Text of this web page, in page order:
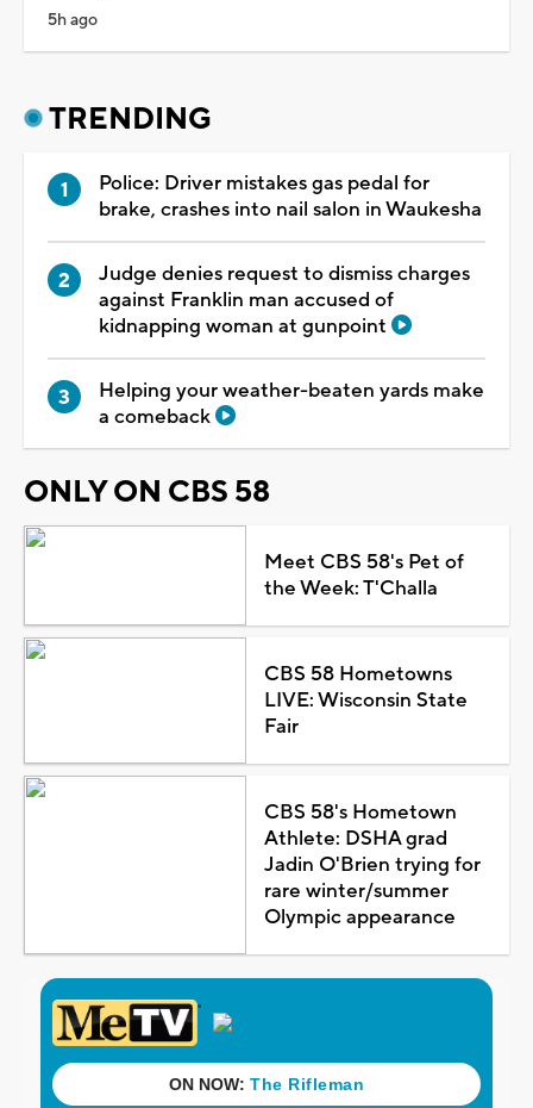
5h ago
TRENDING
Police: Driver mistakes gas pedal for
brake, crashes into nail salon in Waukesha
Judge denies request to dismiss charges
against Franklin man accused of
kidnapping woman at gunpoint
Helping your weather-beaten yards make
a comeback
ONLY ON CBS 58
Meet CBS 58's Pet of
the Week: T'Challa
CBS 58 Hometowns
LIVE: Wisconsin State
Fair
CBS 58's Hometown
Athlete: DSHA grad
Jadin O'Brien trying for
rare winter/summer
Olympic appearance